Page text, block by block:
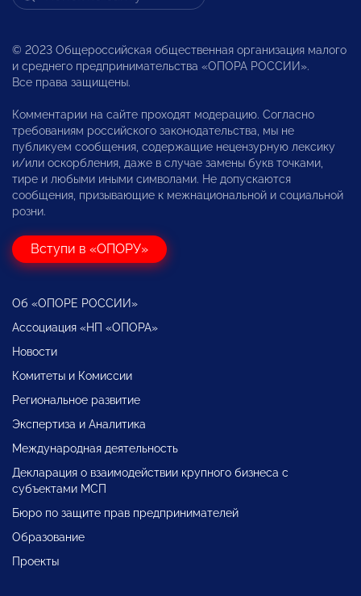
© 2023 Общероссийская общественная организация малого
и среднего предпринимательства «ОПОРА РОССИИ».
Все права защищены.
Комментарии на сайте проходят модерацию. Согласно
требованиям российского законодательства, мы не
публикуем сообщения, содержащие нецензурную лексику
и/или оскорбления, даже в случае замены букв точками,
тире и любыми иными символами. Не допускаются
сообщения, призывающие к межнациональной и социальной
розни.
Вступи в «ОПОРУ»
Об «ОПОРЕ РОССИИ»
Ассоциация «НП «ОПОРА»
Новости
Комитеты и Комиссии
Региональное развитие
Экспертиза и Аналитика
Международная деятельность
Декларация о взаимодействии крупного бизнеса с
субъектами МСП
Бюро по защите прав предпринимателей
Образование
Проекты